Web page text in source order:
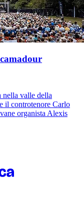
nella valle della
il controtenore Carlo
organista Alexis